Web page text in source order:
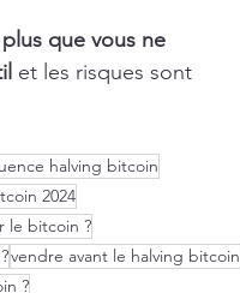
que vous ne
et les risques sont
halving bitcoin
2024
le bitcoin ?
vendre avant le halving bitcoin
?